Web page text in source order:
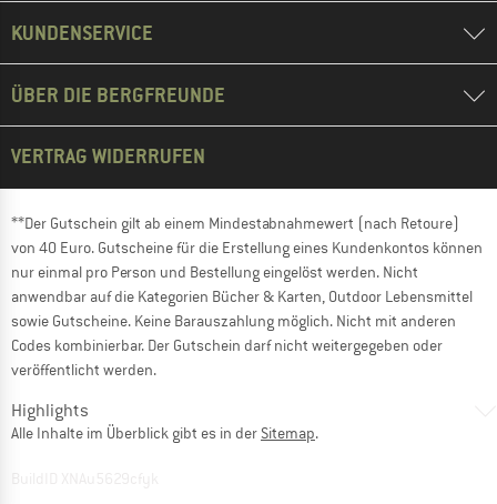
KUNDENSERVICE
ÜBER DIE BERGFREUNDE
VERTRAG WIDERRUFEN
**Der Gutschein gilt ab einem Mindestabnahmewert (nach Retoure)
von 40 Euro. Gutscheine für die Erstellung eines Kundenkontos können
nur einmal pro Person und Bestellung eingelöst werden. Nicht
anwendbar auf die Kategorien Bücher & Karten, Outdoor Lebensmittel
sowie Gutscheine. Keine Barauszahlung möglich. Nicht mit anderen
Codes kombinierbar. Der Gutschein darf nicht weitergegeben oder
veröffentlicht werden.
Highlights
Alle Inhalte im Überblick gibt es in der Sitemap.